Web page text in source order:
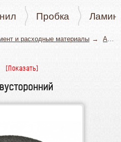
Пробка
и расходные материалы Абразивы